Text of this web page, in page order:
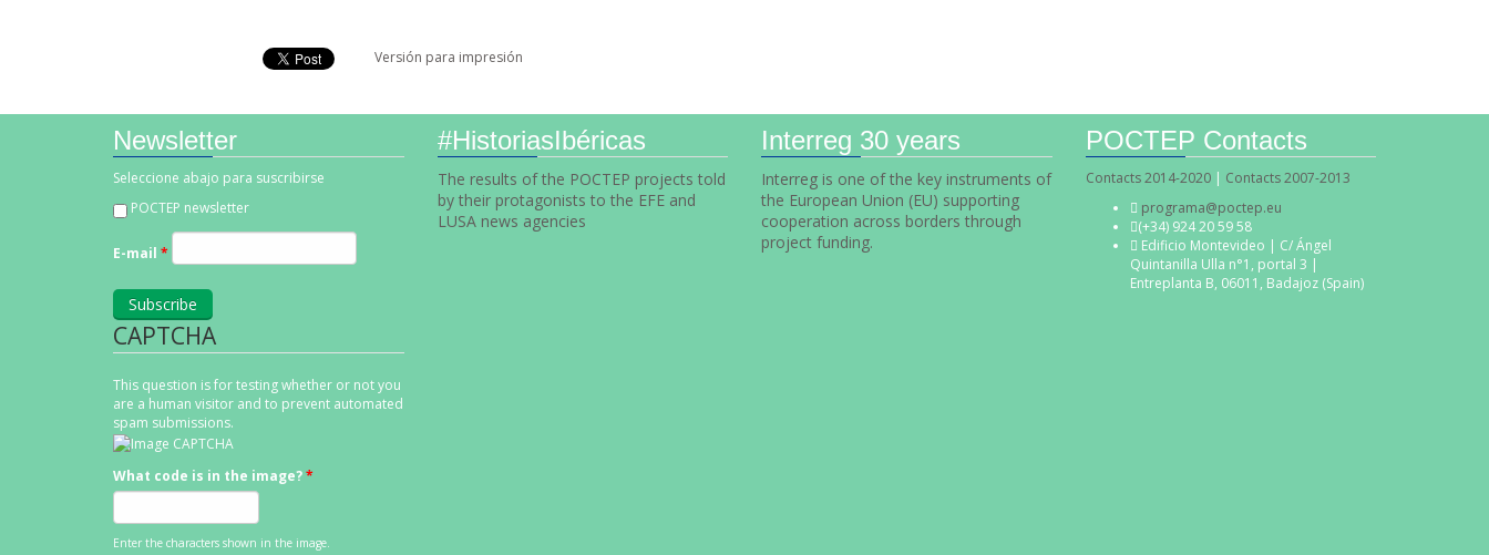
Versión para impresión
Newsletter
Seleccione abajo para suscribirse
POCTEP newsletter
E-mail *
CAPTCHA
This question is for testing whether or not you
are a human visitor and to prevent automated
spam submissions.
What code is in the image?*
Enter the characters shown in the image.
#HistoriasIbéricas
The results of the POCTEP projects told
by their protagonists to the EFE and
LUSA news agencies
Interreg 30 years
Interreg is one of the key instruments of
the European Union (EU) supporting
cooperation across borders through
project funding.
POCTEP Contacts
Contacts 2014-2020| Contacts 2007-2013
programa@poctep.eu
(+34) 924 20 59 58
Edificio Montevideo | C/ Ángel
Quintanilla Ulla n°1, portal 3 |
Entreplanta B, 06011, Badajoz (Spain)